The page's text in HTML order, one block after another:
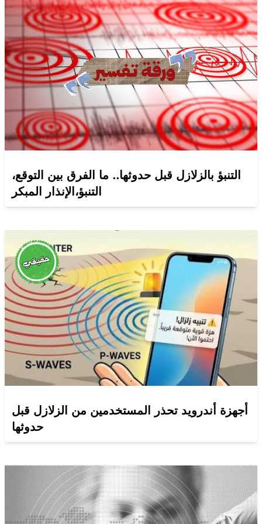
التنبؤ بالزلازل قبل حدوثها.. ما الفرق بين التوقع،
التنبؤ،الإنذار المبكر
أجهزة أندرويد تحذر المستخدمين من الزلازل قبل
حدوثها